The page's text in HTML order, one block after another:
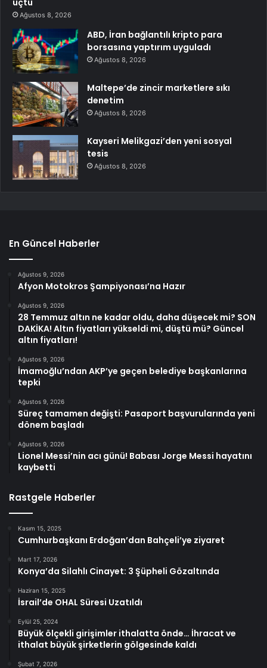
Ağustos 8, 2026
ABD, İran bağlantılı kripto para
borsasına yaptırım uyguladı
Ağustos 8, 2026
Maltepe’de zincir marketlere sıkı
denetim
Ağustos 8, 2026
Kayseri Melikgazi’den yeni sosyal
tesis
Ağustos 8, 2026
En Güncel Haberler
Ağustos 9, 2026
Afyon Motokros Şampiyonası’na Hazır
Ağustos 9, 2026
28 Temmuz altın ne kadar oldu, daha düşecek mi? SON
DAKİKA! Altın fiyatları yükseldi mi, düştü mü? Güncel
altın fiyatları!
Ağustos 9, 2026
İmamoğlu’ndan AKP’ye geçen belediye başkanlarına
tepki
Ağustos 9, 2026
Süreç tamamen değişti: Pasaport başvurularında yeni
dönem başladı
Ağustos 9, 2026
Lionel Messi’nin acı günü! Babası Jorge Messi hayatını
kaybetti
Rastgele Haberler
Kasım 15, 2025
Cumhurbaşkanı Erdoğan’dan Bahçeli’ye ziyaret
Mart 17, 2026
Konya’da Silahlı Cinayet: 3 Şüpheli Gözaltında
Haziran 15, 2025
İsrail’de OHAL Süresi Uzatıldı
Eylül 25, 2024
Büyük ölçekli girişimler ithalatta önde… İhracat ve
ithalat büyük şirketlerin gölgesinde kaldı
Şubat 7, 2026